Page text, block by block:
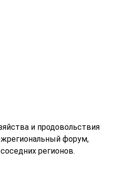
и продовольствия
форум,
регионов.